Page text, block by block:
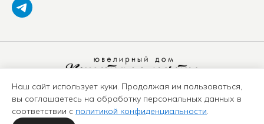
Политика конфиденциальности
Положение о защите ПД
Оферта
Наш сайт использует куки. Продолжая им пользоваться,
вы соглашаетесь на обработку персональных данных в
соответствии с политикой конфиденциальности.